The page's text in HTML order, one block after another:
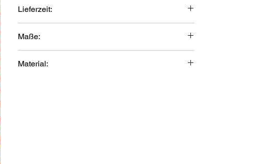
Lieferzeit:
Maße:
Material: